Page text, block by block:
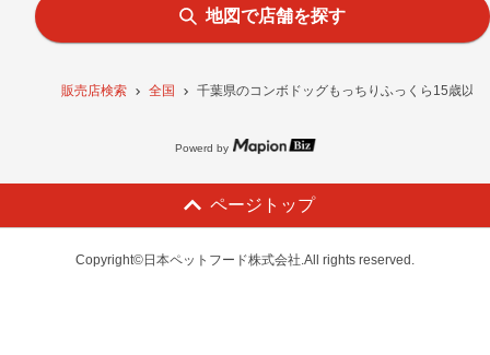
販売店検索 全国 千葉県のコンボドッグもっちりふっくら15歳以
地図で店舗を探す
Powerd by
ページトップ
Copyright©日本ペットフード株式会社.All rights reserved.